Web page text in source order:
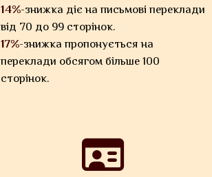
14%-знижка діє на письмові переклади
від 70 до 99 сторінок.
17%-знижка пропонується на
переклади обсягом більше 100
сторінок.